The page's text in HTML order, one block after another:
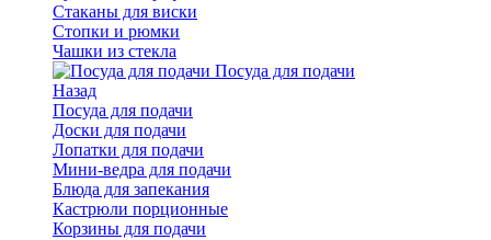
Стаканы для виски
Стопки и рюмки
Чашки из стекла
Посуда для подачи
Назад
Посуда для подачи
Доски для подачи
Лопатки для подачи
Мини-ведра для подачи
Блюда для запекания
Кастрюли порционные
Корзины для подачи